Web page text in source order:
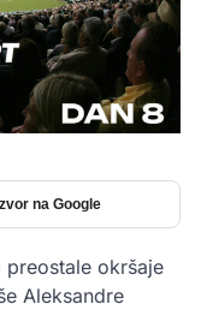
na Google
preostale okršaje
Aleksandre